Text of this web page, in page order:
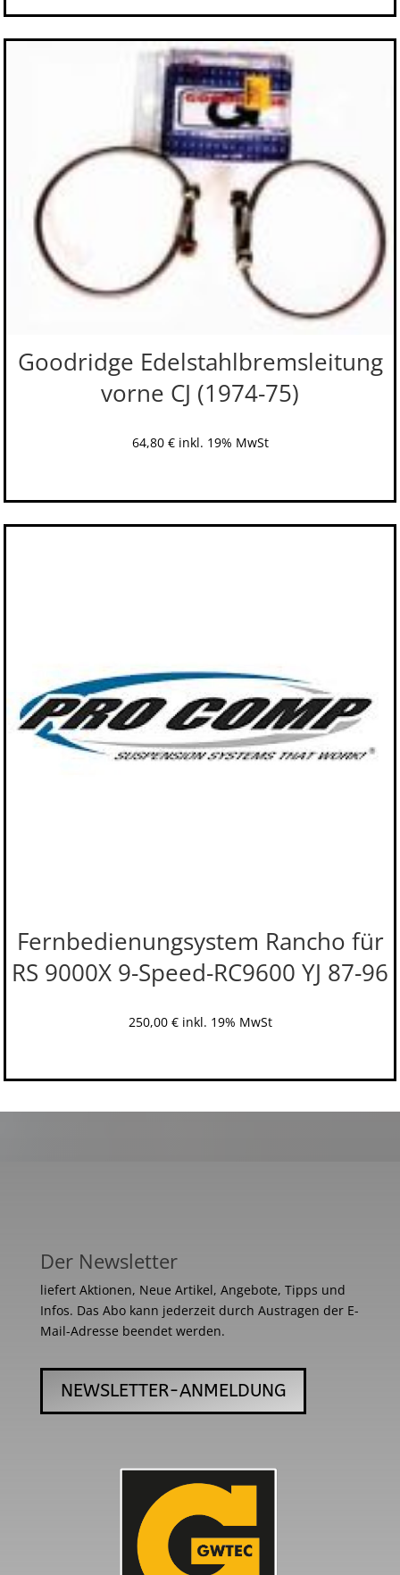
Goodridge Edelstahlbremsleitung
vorne CJ (1974-75)
64,80 € inkl. 19% MwSt
Fernbedienungsystem Rancho für
RS 9000X 9-Speed-RC9600 YJ 87-96
250,00 € inkl. 19% MwSt
Der Newsletter
liefert Aktionen, Neue Artikel, Angebote, Tipps und
Infos. Das Abo kann jederzeit durch Austragen der E-
Mail-Adresse beendet werden.
NEWSLETTER-ANMELDUNG